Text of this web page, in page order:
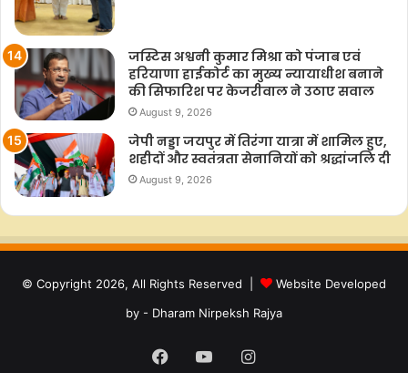
जस्टिस अश्वनी कुमार मिश्रा को पंजाब एवं
हरियाणा हाईकोर्ट का मुख्य न्यायाधीश बनाने
की सिफारिश पर केजरीवाल ने उठाए सवाल
August 9, 2026
जेपी नड्डा जयपुर में तिरंगा यात्रा में शामिल हुए,
शहीदों और स्वतंत्रता सेनानियों को श्रद्धांजलि दी
August 9, 2026
© Copyright 2026, All Rights Reserved |
Website Developed
by - Dharam Nirpeksh Rajya
Facebook
YouTubeInstagram